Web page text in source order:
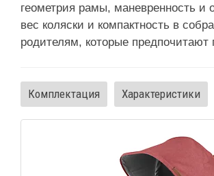
геометрия рамы, маневренность и
вес коляски и компактность в
родителям, которые
Комплектация Характеристики